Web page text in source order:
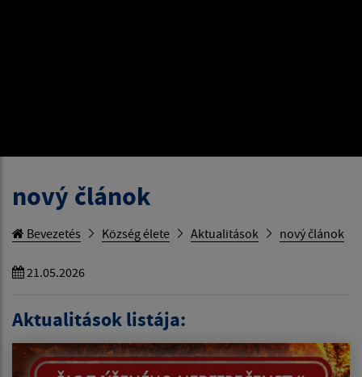
nový článok
Bevezetés Község élete Aktualitások nový článok
21.05.2026
Aktualitások listája: